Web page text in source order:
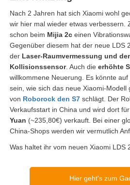
Nach 2 Jahren hat sich Xiaomi wohl
wir hier mal wieder etwas verbessern.
schon beim Mijia 2c einen
Gegenüber diesem hat der neue LDS
der Laser-Raumvermessung und
Kollisionssensor. Auch die erhöhte
willkommene Neuerung. Es könnte
sein, wie sich das neue Xiaomi-Modell
von Roborock den S7 schlägt. Der
Verkaufsstart in China und wird dort
Yuan (~235,80€) verkauft. Bei einer
China-Shops werden wir vermutlich
Was haltet ihr vom neuen Xiaomi LDS
Hier geht's zum